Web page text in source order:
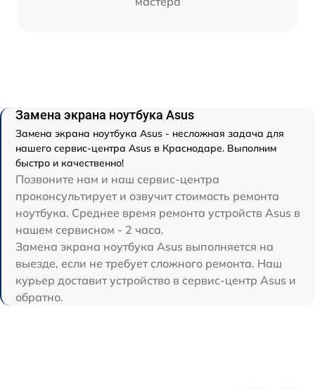
Замена экрана ноутбука Asus
Замена экрана ноутбука Asus - несложная задача для
нашего сервис-центра Asus в Краснодаре. Выполним
быстро и качественно!
Позвоните нам и наш сервис-центра
проконсультирует и озвучит стоимость ремонта
ноутбука. Среднее время ремонта устройств Asus в
нашем сервисном - 2 часа.
Замена экрана ноутбука Asus выполняется на
выезде, если не требует сложного ремонта. Наш
курьер доставит устройство в сервис-центр Asus и
обратно.